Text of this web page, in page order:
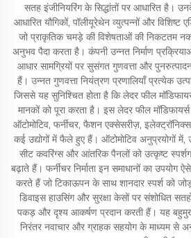
सतह इंजीनियरिंग के सिद्धांतों पर आधारित है।
आधारित यौगिकों, पॉलीयूरेथेन व्युत्पन्नों और विशिष्ट
जो प्राकृतिक चमड़े की विशेषताओं की निकटतम
अनुभव पैदा करता है। कंपनी उन्नत निर्माण
आधार सामग्रियों पर सुसंगत गुणवत्ता और
हैं। उन्नत गुणवत्ता नियंत्रण प्रणालियाँ प्रत्येक
जिससे यह सुनिश्चित होता है कि लेदर फील
मानकों को पूरा करता है। इस लेदर फील
ऑटोमोटिव, फर्नीचर, फैशन एक्सेसरीज़,
कई उद्योगों में फैले हुए हैं। ऑटोमोटिव अनुप्रयोगों में,
सीट कवरिंग्स और आंतरिक पैनलों को उत्कृष्ट
बढ़ाते हैं। फर्नीचर निर्माता इन समाधानों का उपयोग
करते हैं जो टिकाऊपन के साथ शानदार स्पर्श को
डिवाइस हाउसिंग और सुरक्षा केसों पर संशोधित
पकड़ और दृश्य आकर्षण प्रदान करती हैं। यह
निरंतर नवाचार और ग्राहक सहयोग के माध्यम से